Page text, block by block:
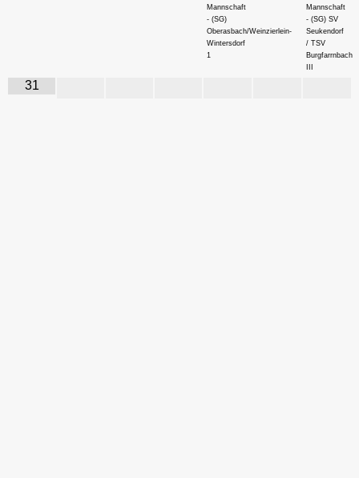
Mannschaft
- (SG)
Oberasbach/Weinzierlein-
Wintersdorf
1
Mannschaft
- (SG) SV
Seukendorf
/ TSV
Burgfarrnbach
31